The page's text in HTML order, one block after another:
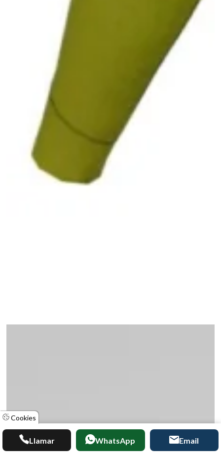
Cookies
Llamar WhatsApp Email